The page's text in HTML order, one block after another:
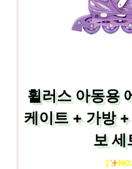
휠러스 아동용
케이트 + 가방
보 세
[